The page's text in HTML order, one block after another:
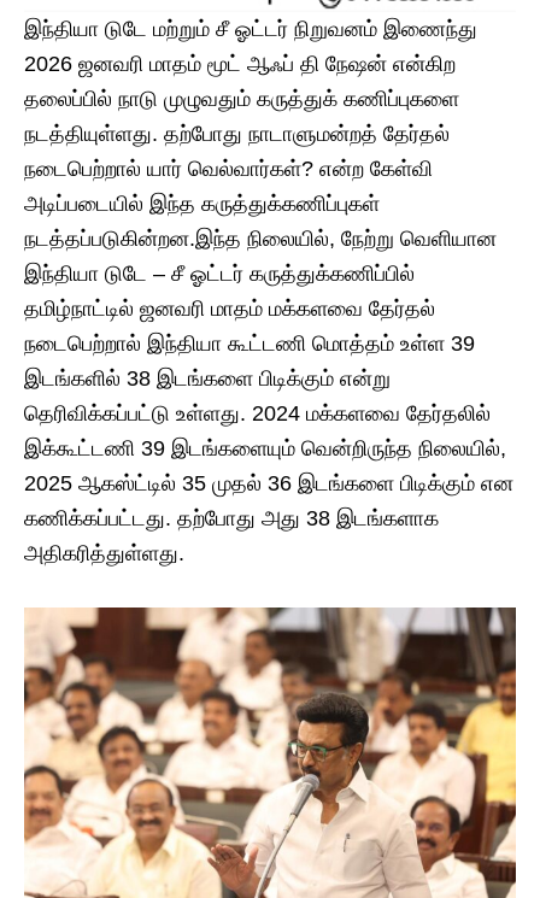
இந்தியா டுடே மற்றும் சீ ஓட்டர் நிறுவனம் இணைந்து
2026 ஜனவரி மாதம் மூட் ஆஃப் தி நேஷன் என்கிற
தலைப்பில் நாடு முழுவதும் கருத்துக் கணிப்புகளை
நடத்தியுள்ளது. தற்போது நாடாளுமன்றத் தேர்தல்
நடைபெற்றால் யார் வெல்வார்கள்? என்ற கேள்வி
அடிப்படையில் இந்த கருத்துக்கணிப்புகள்
நடத்தப்படுகின்றன.இந்த நிலையில், நேற்று வெளியான
இந்தியா டுடே – சீ ஓட்டர் கருத்துக்கணிப்பில்
தமிழ்நாட்டில் ஜனவரி மாதம் மக்களவை தேர்தல்
நடைபெற்றால் இந்தியா கூட்டணி மொத்தம் உள்ள 39
இடங்களில் 38 இடங்களை பிடிக்கும் என்று
தெரிவிக்கப்பட்டு உள்ளது. 2024 மக்களவை தேர்தலில்
இக்கூட்டணி 39 இடங்களையும் வென்றிருந்த நிலையில்,
2025 ஆகஸ்ட்டில் 35 முதல் 36 இடங்களை பிடிக்கும் என
கணிக்கப்பட்டது. தற்போது அது 38 இடங்களாக
அதிகரித்துள்ளது.